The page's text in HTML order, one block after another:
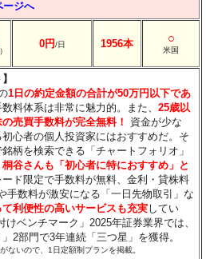
ジへ
0円/日 1956本 ○
米国
1日の約定金額の合計が50万円以下であ
数料体系は非常に魅力的。また、25歳以
売買手数料が完全無料！
資金が少な
心者の個人投資家にはおすすめだ。そ
柄を検索できる「チャートフォリオ」
桐谷さんも「初心者に特におすすめ」と
ド限定で手数料が無料、金利・貸株料
手数料が激安になる「一日先物取引」な
利便性の高いサービスも充実してい
ベンチマーク」2025年証券業界では、
2部門で3年連続「三つ星」を獲得。
ないので、1日定額制プランを掲載。